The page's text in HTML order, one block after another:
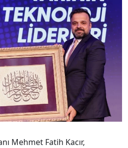
Mehmet Fatih Kacır,